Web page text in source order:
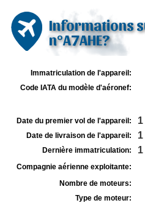
Informations
n°A7AHE?
Immatriculation de l'appareil:
Code IATA du modèle d'aéronef:
Date du premier vol de l'appareil:
Date de livraison de l'appareil:
Dernière immatriculation:
Compagnie aérienne exploitante:
Nombre de moteurs:
Type de moteur: